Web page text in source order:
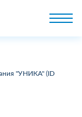
"УНИКА" (ID